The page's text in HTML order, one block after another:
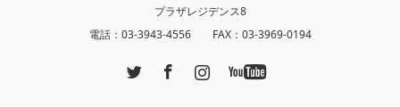
プラザレジデンス8
電話：03-3943-4556 FAX：03-3969-0194